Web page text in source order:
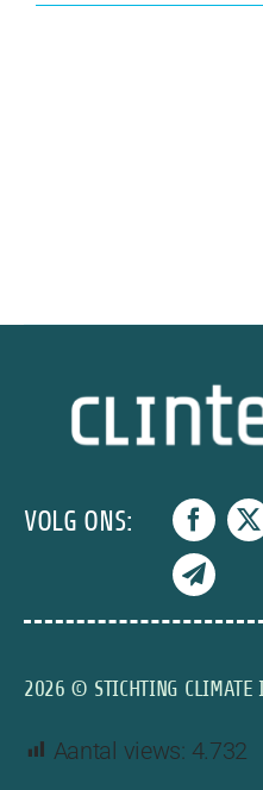
VOLG ONS:
2026 © STICHTING CLIMATE
Aantal views: 4.732